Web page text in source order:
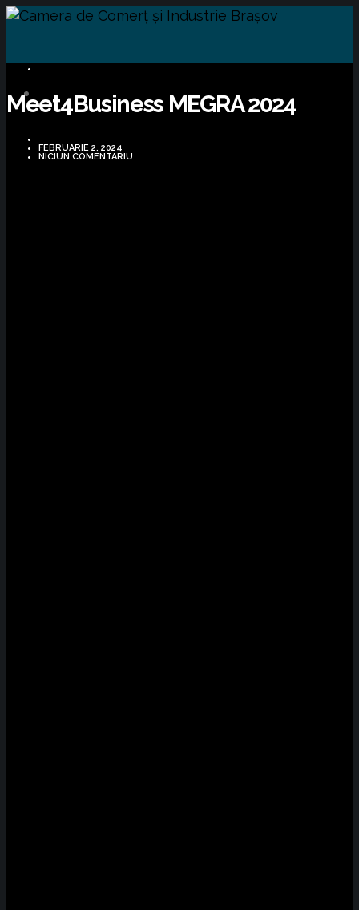
Meet4Business MEGRA 2024
FEBRUARIE 2, 2024
NICIUN COMENTARIU